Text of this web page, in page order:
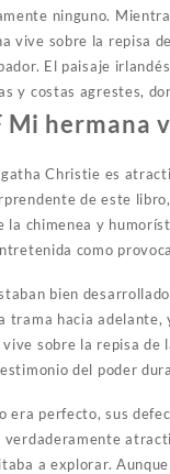
ninguno.
vive sobre la repisa
El paisaje
y costas agrestes,
Mi hermana
Christie es
de este
la chimenea y
como
bien
trama hacia
sobre la repisa de
del poder
era perfecto, sus
verdaderamente
a explorar.